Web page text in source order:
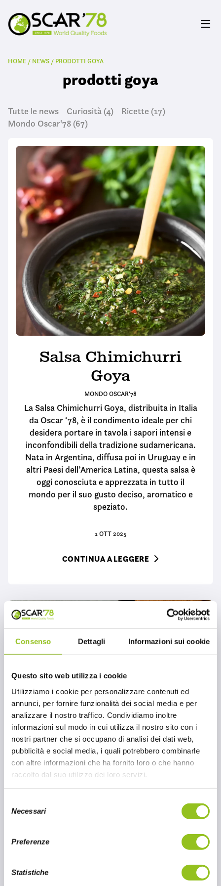
Consenso Dettagli Informazioni sui cookie
Questo sito web utilizza i cookie
Utilizziamo i cookie per personalizzare contenuti ed
annunci, per fornire funzionalità dei social media e per
analizzare il nostro traffico. Condividiamo inoltre
informazioni sul modo in cui utilizza il nostro sito con i
nostri partner che si occupano di analisi dei dati web,
pubblicità e social media, i quali potrebbero combinarle
con altre informazioni che ha fornito loro o che hanno
raccolto dal suo utilizzo dei loro servizi.
Necessari
Preferenze
Statistiche
HOME / NEWS / PRODOTTI GOYA
prodotti goya
Tutte le news Curiosità (4) Ricette (17)
Mondo Oscar'78 (67)
Salsa Chimichurri
Goya
MONDO OSCAR'78
La Salsa Chimichurri Goya, distribuita in Italia
da Oscar ‘78, è il condimento ideale per chi
desidera portare in tavola i sapori intensi e
inconfondibili della tradizione sudamericana.
Nata in Argentina, diffusa poi in Uruguay e in
altri Paesi dell’America Latina, questa salsa è
oggi conosciuta e apprezzata in tutto il
mondo per il suo gusto deciso, aromatico e
speziato.
1 OTT 2025
CONTINUA A LEGGERE
Dolci di Natale con la Panela
zucchero di canna Goya